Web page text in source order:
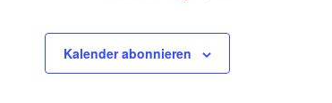
Kalender abonnieren